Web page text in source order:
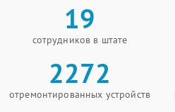
19
сотрудников в штате
2272
отремонтированных устройств